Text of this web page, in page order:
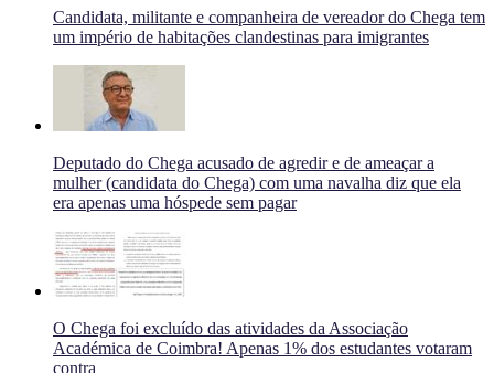
Candidata, militante e companheira de vereador do Chega tem
um império de habitações clandestinas para imigrantes
Deputado do Chega acusado de agredir e de ameaçar a
mulher (candidata do Chega) com uma navalha diz que ela
era apenas uma hóspede sem pagar
O Chega foi excluído das atividades da Associação
Académica de Coimbra! Apenas 1% dos estudantes votaram
contra